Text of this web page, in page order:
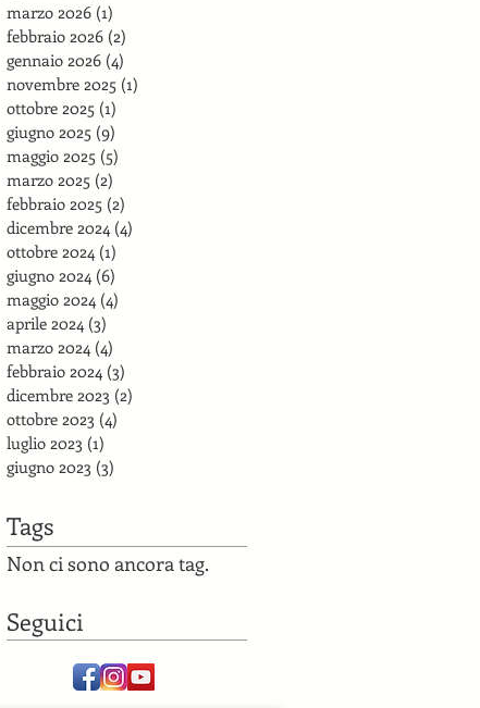
marzo 2026 (1)
febbraio 2026 (2)
gennaio 2026 (4)
novembre 2025 (1)
ottobre 2025 (1)
giugno 2025 (9)
maggio 2025 (5)
marzo 2025 (2)
febbraio 2025 (2)
dicembre 2024 (4)
ottobre 2024 (1)
giugno 2024 (6)
maggio 2024 (4)
aprile 2024 (3)
marzo 2024 (4)
febbraio 2024 (3)
dicembre 2023 (2)
ottobre 2023 (4)
luglio 2023 (1)
giugno 2023 (3)
Tags
Non ci sono ancora tag.
Seguici